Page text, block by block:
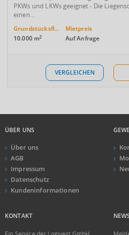
PKWs und LKWs geeignet - Die
einen...
Grundstücksfläche
10.000 m2
Mietpreis
Auf Anfrage
VERGLEICHEN
ÜBER UNS
Über uns
AGB
Impressum
Datenschutz
Kundeninformationen
KONTAKT